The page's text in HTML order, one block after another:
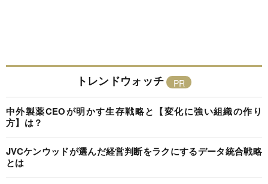
トレンドウォッチ
中外製薬CEOが明かす生存戦略と【変化に強い組織の作り
方】は？
JVCケンウッドが選んだ経営判断をラクにするデータ統合戦略
とは